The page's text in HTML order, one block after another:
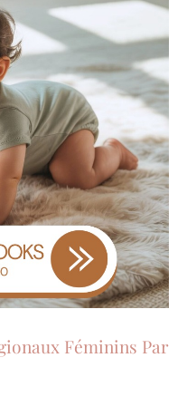
Féminins Par